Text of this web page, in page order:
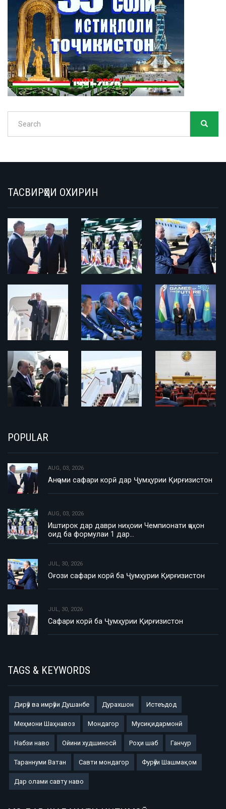
Search
ТАСВИРҲОИ ОХИРИН
POPULAR
AUG, 03, 2026
Анҷоми сафари корӣ дар Ҷумҳурии Қирғизистон
AUG, 03, 2026
Иштирок дар даври ниҳоии Чемпионати ҷаҳон
оид ба формулаи 1 дар…
JUL, 30, 2026
Оғози сафари корӣ ба Ҷумҳурии Қирғизистон
JUL, 30, 2026
Сафари корӣ ба Ҷумҳурии Қирғизистон
TAGS & KEYWORDS
Дирӯз ва имрӯзи Душанбе Дурахшон Истеъдод
Меҳмони Шаҳнавоз Мондагор Мусиқидармонӣ
Набзи наво Ойини худшиносӣ Роҳи шаб Ганчур
Тараннуми Ватан Савти мондагор Фурӯғи Шашмақом
Дар олами савту наво